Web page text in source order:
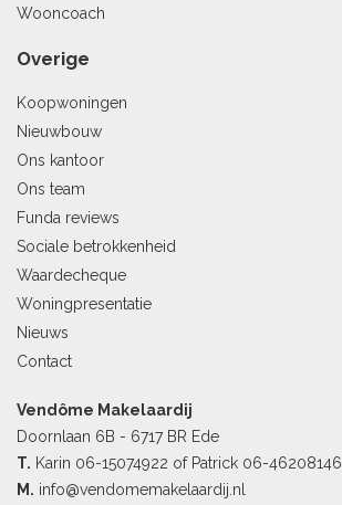
Wooncoach
Overige
Koopwoningen
Nieuwbouw
Ons kantoor
Ons team
Funda reviews
Sociale betrokkenheid
Waardecheque
Woningpresentatie
Nieuws
Contact
Vendôme Makelaardij
Doornlaan 6B - 6717 BR Ede
T. Karin 06-15074922 of Patrick 06-46208146
M. info@vendomemakelaardij.nl